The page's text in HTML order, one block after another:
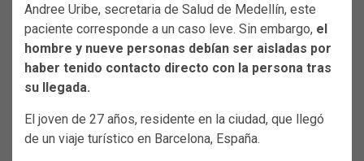
Andree Uribe, secretaria de Salud de Medellín, este
paciente corresponde a un caso leve. Sin embargo, el
hombre y nueve personas debían ser aisladas por
haber tenido contacto directo con la persona tras
su llegada.
El joven de 27 años, residente en la ciudad, que llegó
de un viaje turístico en Barcelona, España.